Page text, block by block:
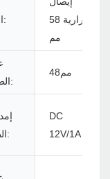
المنتج:
حرارية 58
مم
الطباعة:
مم48
الطاقة:
DC
12V/1A